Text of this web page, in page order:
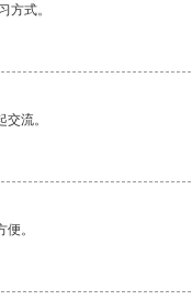
方式。
流。
。